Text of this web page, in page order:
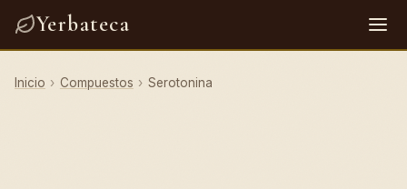
Yerbateca
Inicio › Compuestos › Serotonina